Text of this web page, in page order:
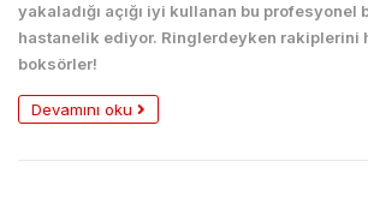
yakaladığı açığı iyi kullanan bu
hastanelik ediyor. Ringlerdeyken rakiplerini
boksörler!
Devamını oku